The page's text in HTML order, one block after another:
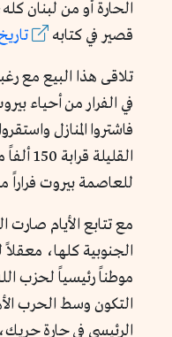
الحارة أو من لبنان
قصير في كتابه
تلاقى هذا البيع مع
في الفرار من أحياء
فاشتروا المنازل
للعاصمة بيروت فراراً
مع تتابع الأيام
الجنوبية كلها،
موطناً رئيسياً لحزب
التكون وسط الحرب
الرئيسي في حارة